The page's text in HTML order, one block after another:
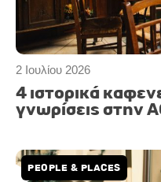
2 Ιουλίου 2026
4 ιστορικά
γνωρίσεις στην
PEOPLE & PLACES